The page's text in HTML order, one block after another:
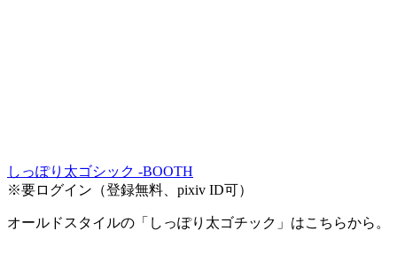
しっぽり太ゴシック -BOOTH
※要ログイン（登録無料、pixiv ID可）
オールドスタイルの「しっぽり太ゴチック」はこちらから。